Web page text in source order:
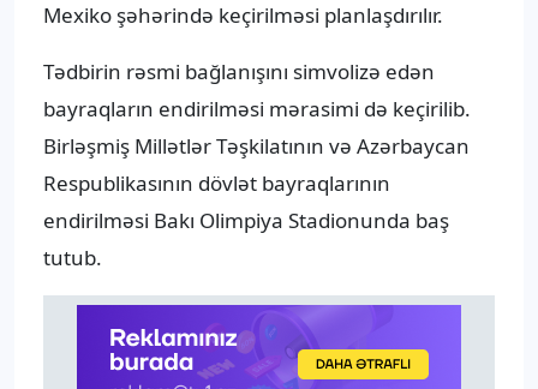
Mexiko şəhərində keçirilməsi planlaşdırılır.
Tədbirin rəsmi bağlanışını simvolizə edən
bayraqların endirilməsi mərasimi də keçirilib.
Birləşmiş Millətlər Təşkilatının və Azərbaycan
Respublikasının dövlət bayraqlarının
endirilməsi Bakı Olimpiya Stadionunda baş
tutub.